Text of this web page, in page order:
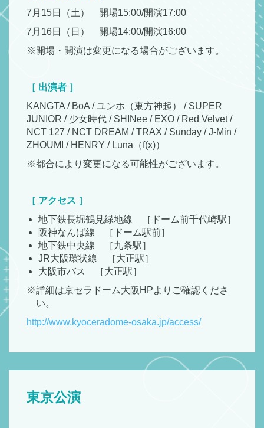
7月15日（土） 開場15:00/開演17:00
7月16日（日） 開場14:00/開演16:00
※開場・開演は変更になる場合がございます。
［ 出演者 ］
KANGTA / BoA / ユンホ（東方神起） / SUPER
JUNIOR / 少女時代 / SHINee / EXO / Red Velvet /
NCT 127 / NCT DREAM / TRAX / Sunday / J-Min /
ZHOUMI / HENRY / Luna（f(x)）
※都合により変更になる可能性がございます。
［ アクセス ］
地下鉄長堀鶴見緑地線 ［ドーム前千代崎駅］
阪神なんば線 ［ドーム駅前］
地下鉄中央線 ［九条駅］
JR大阪環状線 ［大正駅］
大阪市バス ［大正駅］
※詳細は京セラドーム大阪HPよりご確認くださ
い。
http://www.kyoceradome-osaka.jp/access/
東京公演